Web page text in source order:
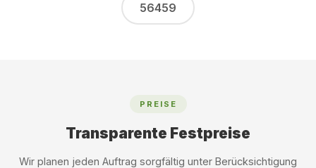
56459
PREISE
Transparente Festpreise
Wir planen jeden Auftrag sorgfältig unter Berücksichtigung